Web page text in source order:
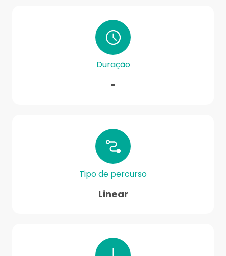
Duração
-
Tipo de percurso
Linear